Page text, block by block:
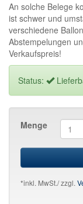
An solche Belege
ist schwer und
verschiedene
Abstempelungen
Verkaufspreis!
Status:
Menge
*inkl. MwSt./ zzgl.